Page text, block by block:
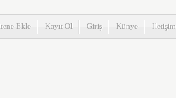
Ekle Kayıt Ol Giriş Künye İletişim